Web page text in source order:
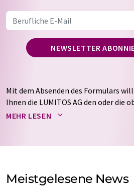
NEWSLETTER
Mit dem Absenden des Formulars
Ihnen die LUMITOS AG den oder die
Newsletter per E-Mail zusendet. Ihre
auf Basis unserer
Meinungsforschung per E-Mail
Einwilligung können Sie jederzeit
MEHR LESEN
Meistgelesene News